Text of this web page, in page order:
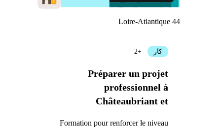
Loire-Atlantique 44
Préparer un projet
professionnel à
Châteaubriant et
Formation pour renforcer le niveau
کار +2